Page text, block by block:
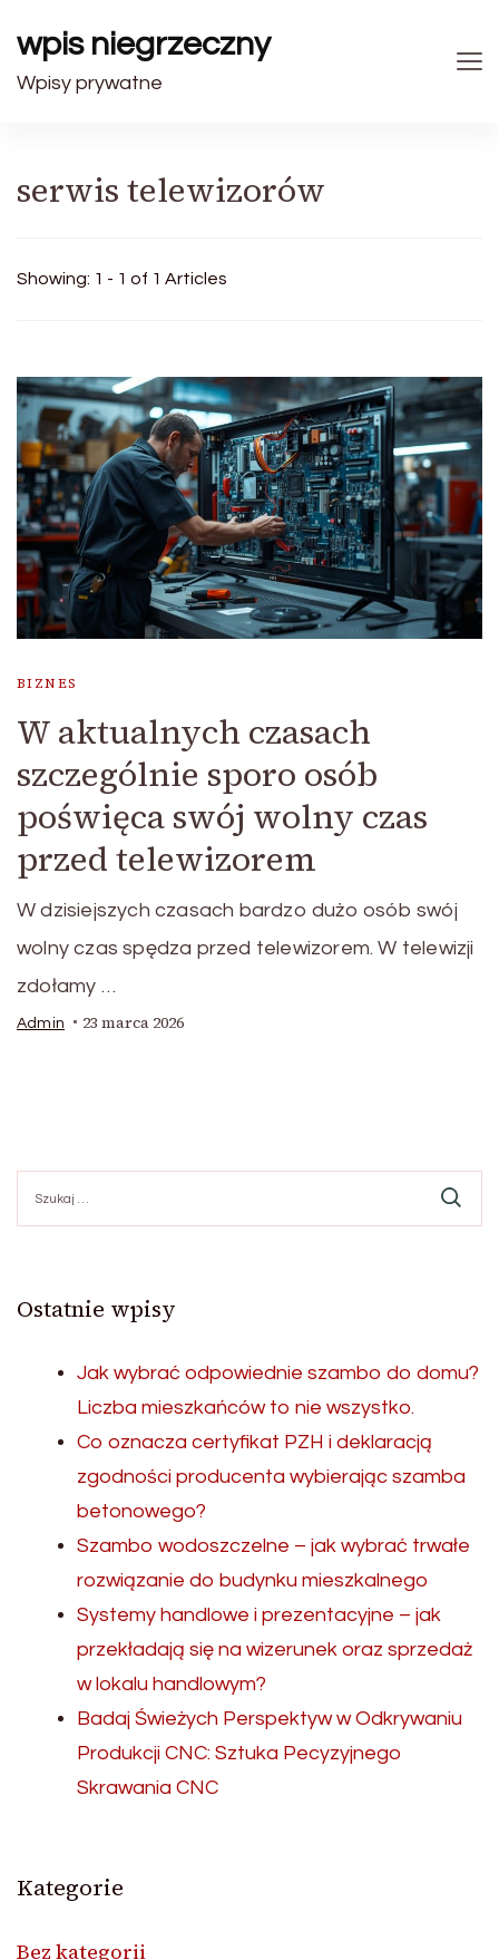
wpis niegrzeczny
Wpisy prywatne
serwis telewizorów
Showing: 1 - 1 of 1 Articles
BIZNES
W aktualnych czasach
szczególnie sporo osób
poświęca swój wolny czas
przed telewizorem
W dzisiejszych czasach bardzo dużo osób swój
wolny czas spędza przed telewizorem. W telewizji
zdołamy …
Admin 23 marca 2026
Ostatnie wpisy
Jak wybrać odpowiednie szambo do domu?
Liczba mieszkańców to nie wszystko.
Co oznacza certyfikat PZH i deklaracją
zgodności producenta wybierając szamba
betonowego?
Szambo wodoszczelne – jak wybrać trwałe
rozwiązanie do budynku mieszkalnego
Systemy handlowe i prezentacyjne – jak
przekładają się na wizerunek oraz sprzedaż
w lokalu handlowym?
Badaj Świeżych Perspektyw w Odkrywaniu
Produkcji CNC: Sztuka Pecyzyjnego
Skrawania CNC
Kategorie
Bez kategorii